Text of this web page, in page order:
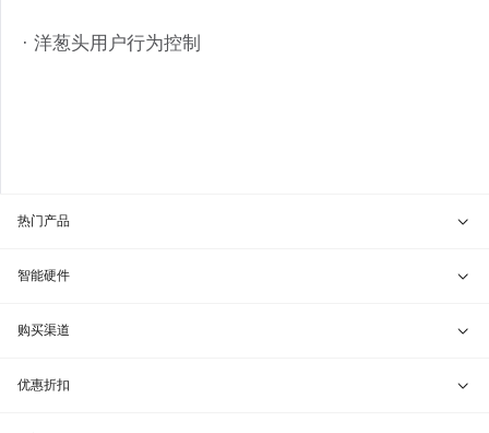
· 洋葱头用户行为控制
热门产品
贝锐向日葵 · 远程控制
贝锐蒲公英 · 异地组网
贝锐花生壳 · 动态域名
智能硬件
贝锐向日葵硬件
贝锐蒲公英硬件
购买渠道
天猫旗舰店
优惠折扣